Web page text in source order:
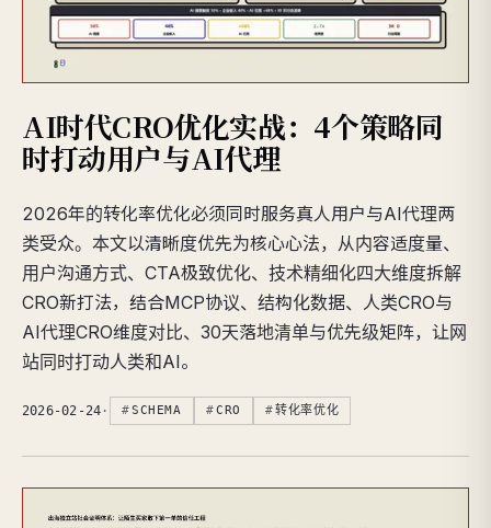
AI时代CRO优化实战：4个策略同
时打动用户与AI代理
2026年的转化率优化必须同时服务真人用户与AI代理两
类受众。本文以清晰度优先为核心心法，从内容适度量、
用户沟通方式、CTA极致优化、技术精细化四大维度拆解
CRO新打法，结合MCP协议、结构化数据、人类CRO与
AI代理CRO维度对比、30天落地清单与优先级矩阵，让网
站同时打动人类和AI。
2026-02-24 · SCHEMA CRO 转化率优化